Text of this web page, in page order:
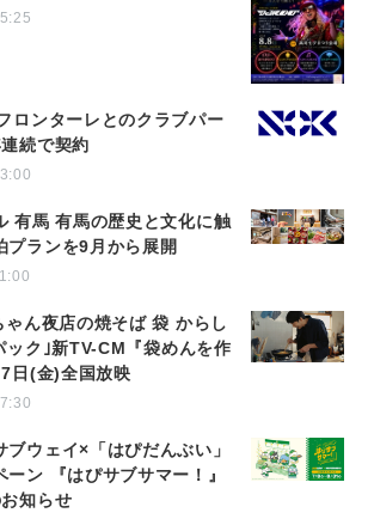
ロンターレとのクラブパー
続で契約
有馬 有馬の歴史と文化に触
プランを9月から展開
ゃん夜店の焼そば 袋 からし
ック｣新TV-CM『袋めんを作
日(金)全国放映
ブウェイ×「はぴだんぶい」
ーン 『はぴサブサマー！』
知らせ